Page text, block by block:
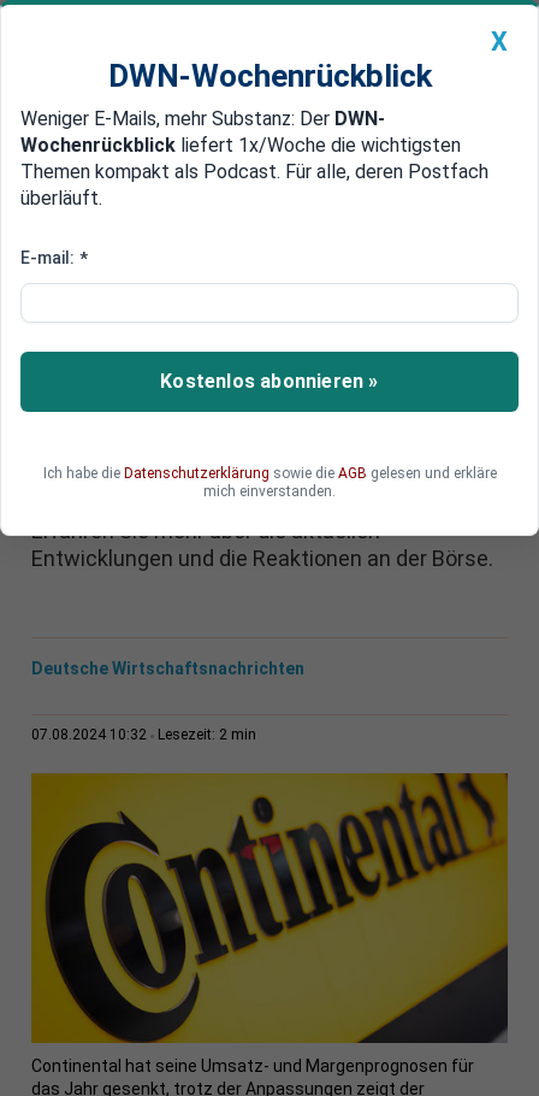
Newsticker MEIN DWN: Geldanlage Premium
Edelmetalle DWN-Magazin China
Continental reduziert Umsatz-
Börsenkurs steigt
Continental hat seine Umsatz- und
Margenprognosen für das Jahr gesenkt, was auf
zurückzuführen ist. Trotz der Anpassungen zeigt
der Aktienkurs eine positive Entwicklung.
Erfahren Sie mehr über die aktuellen
Entwicklungen und die Reaktionen an der Börse.
Deutsche Wirtschaftsnachrichten
07.08.2024 10:32 Lesezeit: 2 min
Continental hat seine Umsatz- und Margenprognosen für
das Jahr gesenkt, trotz der Anpassungen zeigt der
X
DWN-Wochenrückblick
Weniger E-Mails, mehr Substanz: Der DWN-
Wochenrückblick liefert 1x/Woche die wichtigsten
Themen kompakt als Podcast. Für alle, deren Postfach
überläuft.
E-mail: *
Kostenlos abonnieren »
Ich habe die Datenschutzerklärung sowie die AGB gelesen und erkläre
mich einverstanden.